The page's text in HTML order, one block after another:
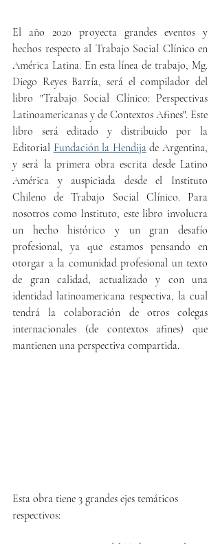
El año 2020 proyecta grandes eventos y
hechos respecto al Trabajo Social Clínico en
América Latina. En esta línea de trabajo, Mg.
Diego Reyes Barría, será el compilador del
libro "Trabajo Social Clínico: Perspectivas
Latinoamericanas y de Contextos Afines". Este
libro será editado y distribuido por la
Editorial Fundación la Hendija de Argentina,
y será la primera obra escrita desde Latino
América y auspiciada desde el Instituto
Chileno de Trabajo Social Clínico. Para
nosotros como Instituto, este libro involucra
un hecho histórico y un gran desafío
profesional, ya que estamos pensando en
otorgar a la comunidad profesional un texto
de gran calidad, actualizado y con una
identidad latinoamericana respectiva, la cual
tendrá la colaboración de otros colegas
internacionales (de contextos afines) que
mantienen una perspectiva compartida.
Esta obra tiene 3 grandes ejes temáticos
respectivos: